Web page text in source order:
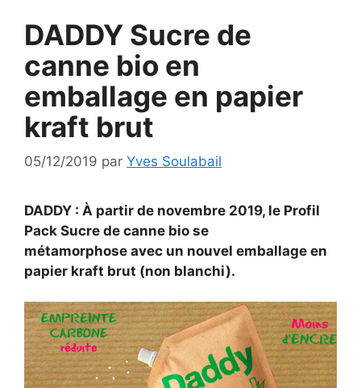
DADDY Sucre de
canne bio en
emballage en papier
kraft brut
05/12/2019 par Yves Soulabail
DADDY : À partir de novembre 2019, le Profil
Pack Sucre de canne bio se
métamorphose avec un nouvel emballage en
papier kraft brut (non blanchi).